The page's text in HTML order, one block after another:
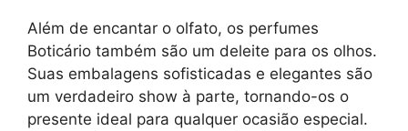
Além de encantar o olfato, os perfumes
Boticário também são um deleite para os olhos.
Suas embalagens sofisticadas e elegantes são
um verdadeiro show à parte, tornando-os o
presente ideal para qualquer ocasião especial.